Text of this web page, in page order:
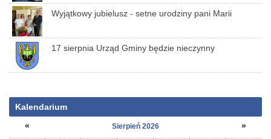
Wyjątkowy jubielusz - setne urodziny pani Marii
17 sierpnia Urząd Gminy będzie nieczynny
Kalendarium
«
Sierpień 2026
»